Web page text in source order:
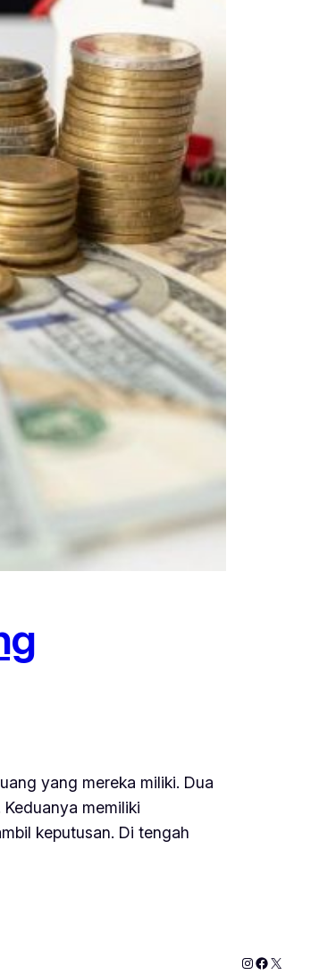
yang mereka miliki. Dua
memiliki
keputusan. Di tengah
Instagram
X